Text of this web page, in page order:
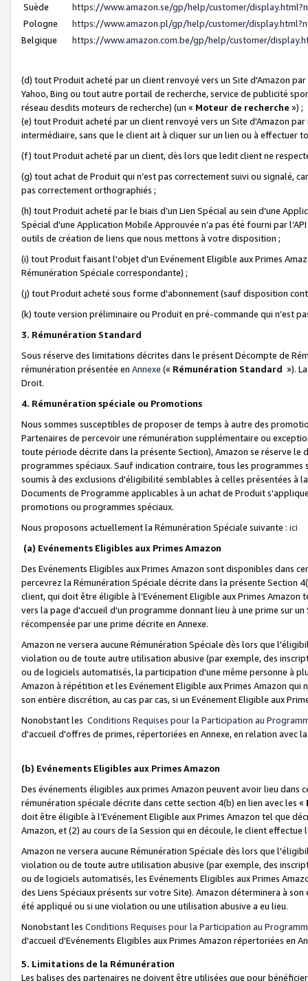
Suède
https://www.amazon.se/gp/help/customer/
Pologne
https://www.amazon.pl/gp/help/customer/
Belgique
https://www.amazon.com.be/gp/help/customer/
(d) tout Produit acheté par un client renvoyé vers un Site d'Amazon
Yahoo, Bing ou tout autre portail de recherche, service de publicité
réseau desdits moteurs de recherche) (un « Moteur de recherche ») ;
(e) tout Produit acheté par un client renvoyé vers un Site d'Amazon
intermédiaire, sans que le client ait à cliquer sur un lien ou à
(f) tout Produit acheté par un client, dès lors que ledit client ne
(g) tout achat de Produit qui n’est pas correctement suivi ou signalé,
pas correctement orthographiés ;
(h) tout Produit acheté par le biais d’un Lien Spécial au sein d’une
Spécial d'une Application Mobile Approuvée n’a pas été fourni par
outils de création de liens que nous mettons à votre disposition ;
(i) tout Produit faisant l'objet d'un Evénement Eligible aux Primes
Rémunération Spéciale correspondante) ;
(j) tout Produit acheté sous forme d'abonnement (sauf disposition
(k) toute version préliminaire ou Produit en pré-commande qui n’est
3. Rémunération Standard
Sous réserve des limitations décrites dans le présent Décompte de
rémunération présentée en Annexe (« Rémunération Standard »).
Droit.
4. Rémunération spéciale ou Promotions
Nous sommes susceptibles de proposer de temps à autre des
Partenaires de percevoir une rémunération supplémentaire ou
toute période décrite dans la présente Section), Amazon se réserve
programmes spéciaux. Sauf indication contraire, tous les
soumis à des exclusions d'éligibilité semblables à celles présentées à
Documents de Programme applicables à un achat de Produit
promotions ou programmes spéciaux.
Nous proposons actuellement la Rémunération Spéciale suivante : ici
(a) Evénements Eligibles aux Primes Amazon
Des Evénements Eligibles aux Primes Amazon sont disponibles dans
percevrez la Rémunération Spéciale décrite dans la présente Section
client, qui doit être éligible à l'Evénement Eligible aux Primes Amazon
vers la page d'accueil d'un programme donnant lieu à une prime sur
récompensée par une prime décrite en Annexe.
Amazon ne versera aucune Rémunération Spéciale dès lors que
violation ou de toute autre utilisation abusive (par exemple, des
ou de logiciels automatisés, la participation d'une même personne à
Amazon à répétition et les Evénement Eligible aux Primes Amazon qui
son entière discrétion, au cas par cas, si un Evénement Eligible aux
Nonobstant les Conditions Requises pour la Participation au
d'accueil d'offres de primes, répertoriées en Annexe, en relation avec
(b) Evénements Eligibles aux Primes Amazon
Des événements éligibles aux primes Amazon peuvent avoir lieu dans
rémunération spéciale décrite dans cette section 4(b) en lien avec les «
doit être éligible à l’Evénement Eligible aux Primes Amazon tel que
Amazon, et (2) au cours de la Session qui en découle, le client
Amazon ne versera aucune Rémunération Spéciale dès lors que
violation ou de toute autre utilisation abusive (par exemple, des
ou de logiciels automatisés, les Evénements Eligibles aux Primes
des Liens Spéciaux présents sur votre Site). Amazon déterminera à
été appliqué ou si une violation ou une utilisation abusive a eu lieu.
Nonobstant les Conditions Requises pour la Participation au
d'accueil d'Evénements Eligibles aux Primes Amazon répertoriées en
5. Limitations de la Rémunération
Les balises des partenaires ne doivent être utilisées que pour